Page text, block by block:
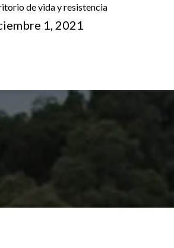
de vida y resistencia
1, 2021